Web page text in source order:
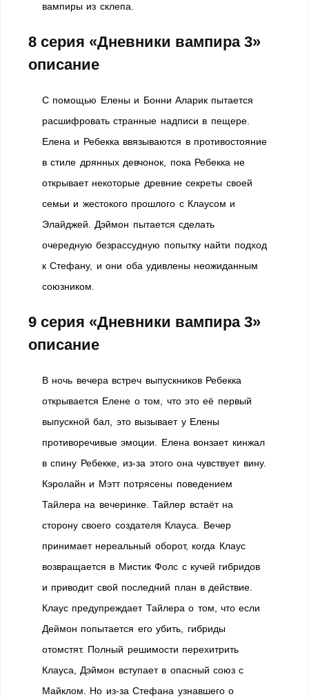
вампиры из склепа.
8 серия «Дневники вампира 3»
описание
С помощью Елены и Бонни Аларик пытается
расшифровать странные надписи в пещере.
Елена и Ребекка ввязываются в противостояние
в стиле дрянных девчонок, пока Ребекка не
открывает некоторые древние секреты своей
семьи и жестокого прошлого с Клаусом и
Элайджей. Дэймон пытается сделать
очередную безрассудную попытку найти подход
к Стефану, и они оба удивлены неожиданным
союзником.
9 серия «Дневники вампира 3»
описание
В ночь вечера встреч выпускников Ребекка
открывается Елене о том, что это её первый
выпускной бал, это вызывает у Елены
противоречивые эмоции. Елена вонзает кинжал
в спину Ребекке, из-за этого она чувствует вину.
Кэролайн и Мэтт потрясены поведением
Тайлера на вечеринке. Тайлер встаёт на
сторону своего создателя Клауса. Вечер
принимает нереальный оборот, когда Клаус
возвращается в Мистик Фолс с кучей гибридов
и приводит свой последний план в действие.
Клаус предупреждает Тайлера о том, что если
Деймон попытается его убить, гибриды
отомстят. Полный решимости перехитрить
Клауса, Дэймон вступает в опасный союз с
Майклом. Но из-за Стефана узнавшего о